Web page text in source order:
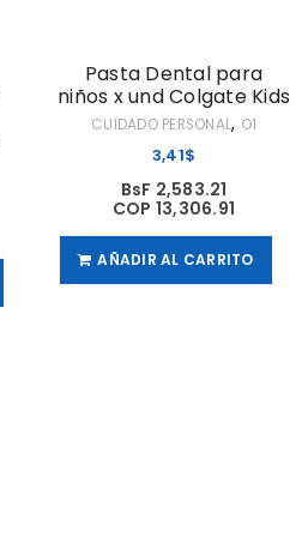
CUIDADO PERSONAL, O1
Pasta Dental para
niños x und Colgate Kids
3,41$
BsF 2,583.21
COP 13,306.91
AÑADIR AL CARRITO